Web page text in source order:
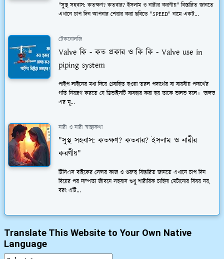
"সুস্থ সহবাস: কতক্ষণ? কতবার? ইসলাম ও নারীর করণীয়" বিস্তারিত জানতে
এখানে চাপ দিন আপনার শেয়ার করা ছবিতে "SPEED" নামে একট...
টেকনোলজি
Valve কি - কত প্রকার ও কি কি - Valve use in
piping system
পাইপ লাইনের মধ্য দিয়ে প্রবাহিত হওয়া তরল পদার্থের বা বায়বীয় পদার্থের
গতি নিয়ন্ত্রণ করতে যে ডিভাইসটি ব্যবহার করা হয় তাকে ভালভ বলে। ভালভ
এর মূ...
নারী ও নারী স্বাস্থ্যকথা
"সুস্থ সহবাস: কতক্ষণ? কতবার? ইসলাম ও নারীর
করণীয়"
টিসিএস বাইকের সেন্সর কাজ ও গুরুত্ব বিস্তারিত জানতে এখানে চাপ দিন
বিয়ের পর দাম্পত্য জীবনে সহবাস শুধু শারীরিক চাহিদা মেটানোর বিষয় নয়,
বরং এটি...
Translate This Website to Your Own Native
Language